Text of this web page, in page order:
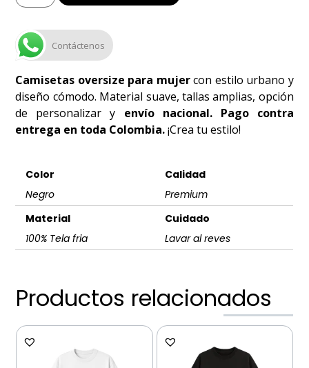
Contáctenos
Camisetas oversize para mujercon estilo urbano y
diseño cómodo. Material suave, tallas amplias, opción
de personalizar y envío nacional. Pago contra
entrega en toda Colombia.¡Crea tu estilo!
Color
Negro
Calidad
Premium
Material
100% Tela fria
Cuidado
Lavar al reves
Productos relacionados